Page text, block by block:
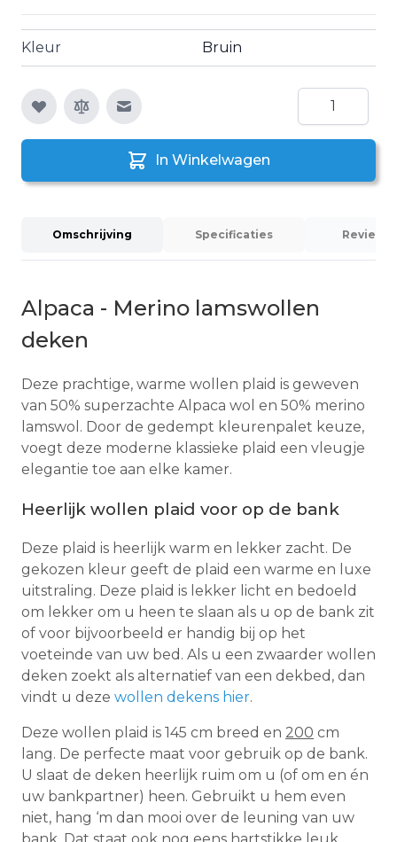
Kleur Bruin
E-mail naar een vriend
Aantal
In Winkelwagen
Omschrijving Specificaties Reviews
Alpaca - Merino lamswollen
deken
Deze prachtige, warme wollen plaid is geweven
van 50% superzachte Alpaca wol en 50% merino
lamswol. Door de gedempt kleurenpalet keuze,
voegt deze moderne klassieke plaid een vleugje
elegantie toe aan elke kamer.
Heerlijk wollen plaid voor op de bank
Deze plaid is heerlijk warm en lekker zacht. De
gekozen kleur geeft de plaid een warme en luxe
uitstraling. Deze plaid is lekker licht en bedoeld
om lekker om u heen te slaan als u op de bank zit
of voor bijvoorbeeld er handig bij op het
voeteinde van uw bed. Als u een zwaarder wollen
deken zoekt als alternatief van een dekbed, dan
vindt u deze wollen dekens hier.
Deze wollen plaid is 145 cm breed en 200 cm
lang. De perfecte maat voor gebruik op de bank.
U slaat de deken heerlijk ruim om u (of om en én
uw bankpartner) heen. Gebruikt u hem even
niet, hang ‘m dan mooi over de leuning van uw